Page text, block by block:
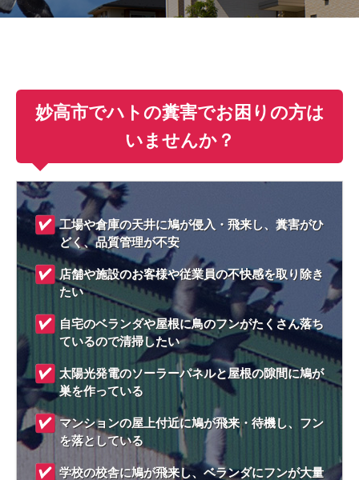
妙高市でハトの糞害でお困りの方は
いませんか？
工場や倉庫の天井に鳩が侵入・飛来し、糞害がひ
どく、品質管理が不安
店舗や施設のお客様や従業員の不快感を取り除き
たい
自宅のベランダや屋根に鳥のフンがたくさん落ち
ているので清掃したい
太陽光発電のソーラーパネルと屋根の隙間に鳩が
巣を作っている
マンションの屋上付近に鳩が飛来・待機し、フン
を落としている
学校の校舎に鳩が飛来し、ベランダにフンが大量